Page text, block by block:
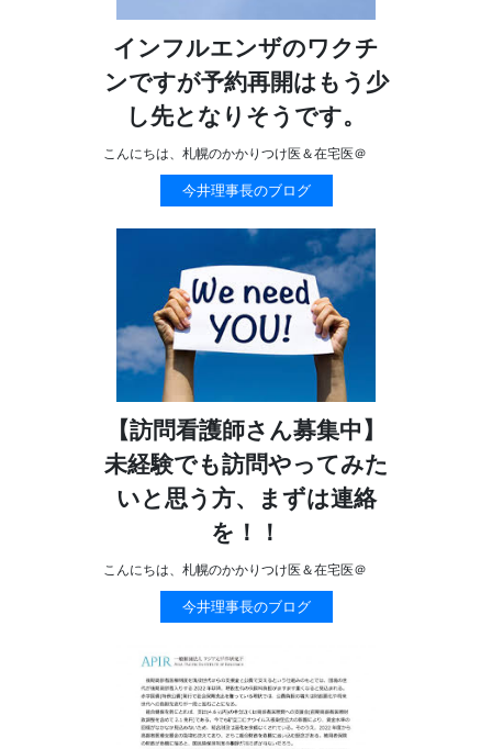
インフルエンザのワクチ
ンですが予約再開はもう少
し先となりそうです。
こんにちは、札幌のかかりつけ医＆在宅医＠
今井理事長のブログ
【訪問看護師さん募集中】
未経験でも訪問やってみた
いと思う方、まずは連絡
を！！
こんにちは、札幌のかかりつけ医＆在宅医＠
今井理事長のブログ